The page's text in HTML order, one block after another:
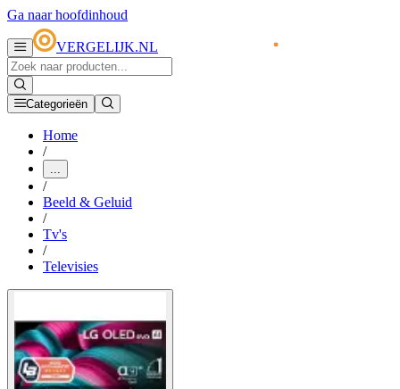
Ga naar hoofdinhoud
VERGELIJK.NL
Categorieën
Home
/
...
/
Beeld & Geluid
/
Tv's
/
Televisies